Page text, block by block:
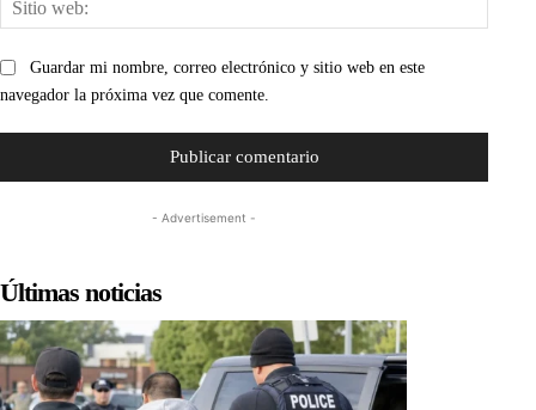
web:
Guardar mi nombre, correo electrónico y sitio web en este
navegador la próxima vez que comente.
- Advertisement -
Últimas noticias